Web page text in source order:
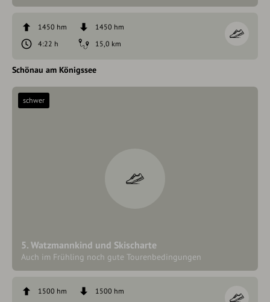
1450 hm
1450 hm
4:22 h
15,0 km
Schönau am Königssee
5. Watzmannkind und Skischarte
Auch im Frühling noch gute Tourenbedingungen
schwer
1500 hm
1500 hm